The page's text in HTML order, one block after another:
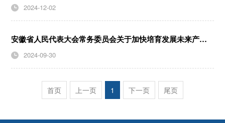
2024-12-02
安徽省人民代表大会常务委员会关于加快培育发展未来产业的决定
2024-09-30
首页 上一页 1 下一页 尾页